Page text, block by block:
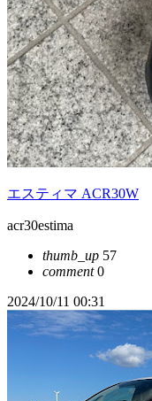
エスティマ ACR30W
acr30estima
thumb_up 57
comment0
2024/10/11 00:31